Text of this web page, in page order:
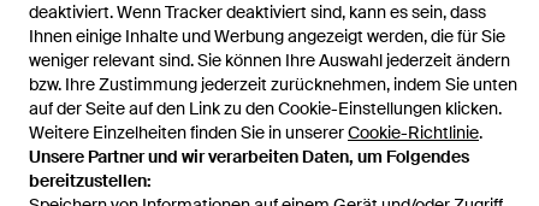
deaktiviert. Wenn Tracker deaktiviert sind, kann es sein, dass
Ihnen einige Inhalte und Werbung angezeigt werden, die für Sie
weniger relevant sind. Sie können Ihre Auswahl jederzeit ändern
bzw. Ihre Zustimmung jederzeit zurücknehmen, indem Sie unten
auf der Seite auf den Link zu den Cookie-Einstellungen klicken.
Weitere Einzelheiten finden Sie in unsererCookie-Richtlinie.
Unsere Partner und wir verarbeiten Daten, um Folgendes
bereitzustellen:
Startseite Herren Rucksäcke Nike Rucksäcke
Sportturnbeutel
Brasilia